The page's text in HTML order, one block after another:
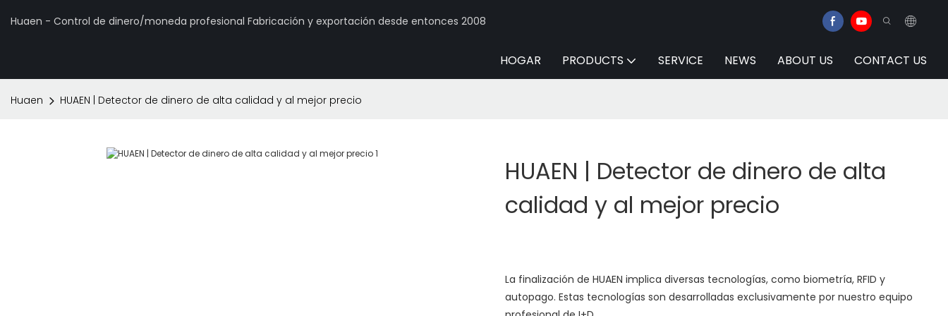
Huaen - Control de dinero/moneda profesional Fabricación y exportación desde entonces 2008
HOGAR PRODUCTS SERVICE NEWS ABOUT US CONTACT US
Huaen HUAEN | Detector de dinero de alta calidad y al mejor precio
HUAEN | Detector de dinero de alta
calidad y al mejor precio
La finalización de HUAEN implica diversas tecnologías, como biometría, RFID y
autopago. Estas tecnologías son desarrolladas exclusivamente por nuestro equipo